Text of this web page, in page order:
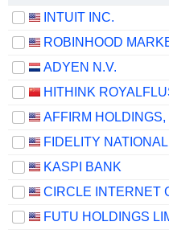
INTUIT INC.
ADYEN N.V.
AFFIRM HOLDINGS,
KASPI BANK
FUTU HOLDINGS